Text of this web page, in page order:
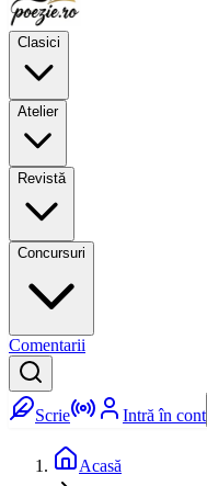
Clasici
Atelier
Revistă
Concursuri
Comentarii
Scrie Intră în cont
Acasă